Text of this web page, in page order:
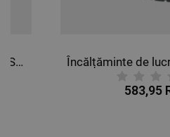
Încălțăminte de lucru ALBATROS AER55 IMPULSE LOW S1P ESD HRO SRA
583,95